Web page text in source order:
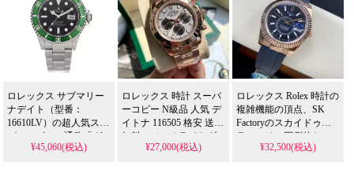
ロレックス サブマリー
ナデイト（型番：
16610LV）の超人気スー
パーコピー、通称「グ
リーンサブ」モデルを
¥45,060(税込)
ロレックス 時計 スーパ
ーコピー N級品 人気 デ
イトナ 116505 格安 送料
無料。メテオライトダ
イヤル、40mmケースサ
¥27,000(税込)
ロレックス Rolex 時計の
複雑機能の頂点、SK
Factoryのスカイドゥエ
ラー。その圧倒的な
42mmの存在感と完全な
¥32,500(税込)